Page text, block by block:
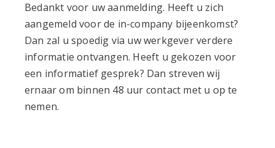
Bedankt voor uw aanmelding. Heeft u zich
aangemeld voor de in-company bijeenkomst?
Dan zal u spoedig via uw werkgever verdere
informatie ontvangen. Heeft u gekozen voor
een informatief gesprek? Dan streven wij
ernaar om binnen 48 uur contact met u op te
nemen.